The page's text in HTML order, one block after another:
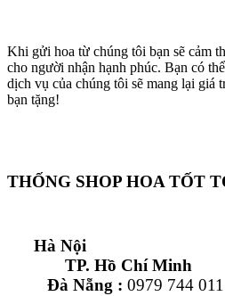
Khi gửi hoa từ chúng tôi bạn sẽ cảm
cho người nhận hạnh phúc. Bạn có
dịch vụ của chúng tôi sẽ mang lại giá
bạn tặng!
THỐNG SHOP HOA TỐT
Hà
TP. Hồ
Đà Nẵng : 0979 744 011